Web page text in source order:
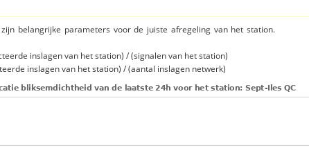
belangrijke parameters voor de juiste afregeling van het station.
inslagen van het station) / (signalen van het station)
inslagen van het station) / (aantal inslagen netwerk)